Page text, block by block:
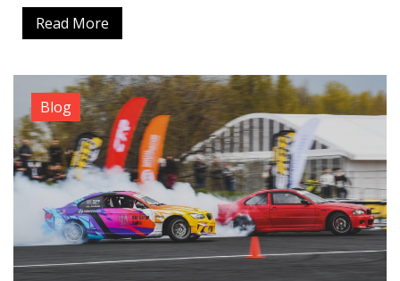
Read More
Blog